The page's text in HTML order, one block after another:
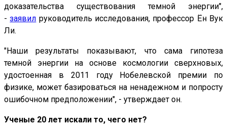
доказательства существования темной энергии",
-заявил руководитель исследования, профессор Ён Вук
Ли.
"Наши результаты показывают, что сама гипотеза
темной энергии на основе космологии сверхновых,
удостоенная в 2011 году Нобелевской премии по
физике, может базироваться на ненадежном и попросту
ошибочном предположении", - утверждает он.
Ученые 20 лет искали то, чего нет?